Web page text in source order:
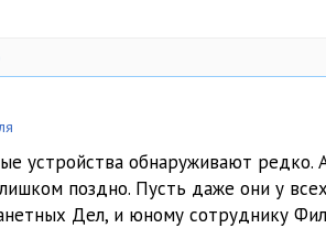
устройства обнаруживают редко.
поздно. Пусть даже они у
Дел, и юному сотруднику